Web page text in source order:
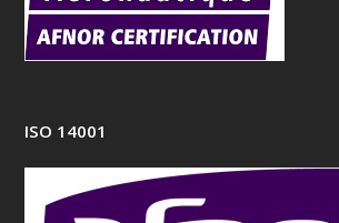
ISO 14001